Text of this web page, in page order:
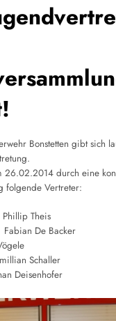
Bonstetten gibt sich
26.02.2014 durch eine
folgende Vertreter:
Theis
De Backer
Schaller
Deisenhofer